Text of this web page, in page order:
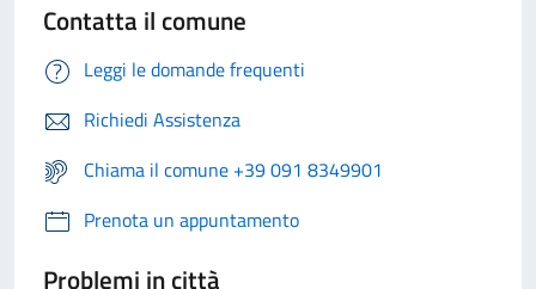
Contatta il comune
Leggi le domande frequenti
Richiedi Assistenza
Chiama il comune +39 091 8349901
Prenota un appuntamento
Problemi in città